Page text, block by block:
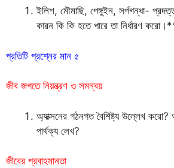
ইলিশ, মৌমাছি, পেঙ্গুইন, সর্পগন্ধা-
কারন কি কি হতে পারে তা নির্ধারণ
প্রতিটি প্রশ্নের মান ৫
জীব জগতে নিয়ন্ত্রণ ও সমন্বয়
অ্যাক্সনের গঠনগত বৈশিষ্ট্য উল্লেখ করো?
পার্থক্য লেখ?
জীবের প্রবাহমানতা